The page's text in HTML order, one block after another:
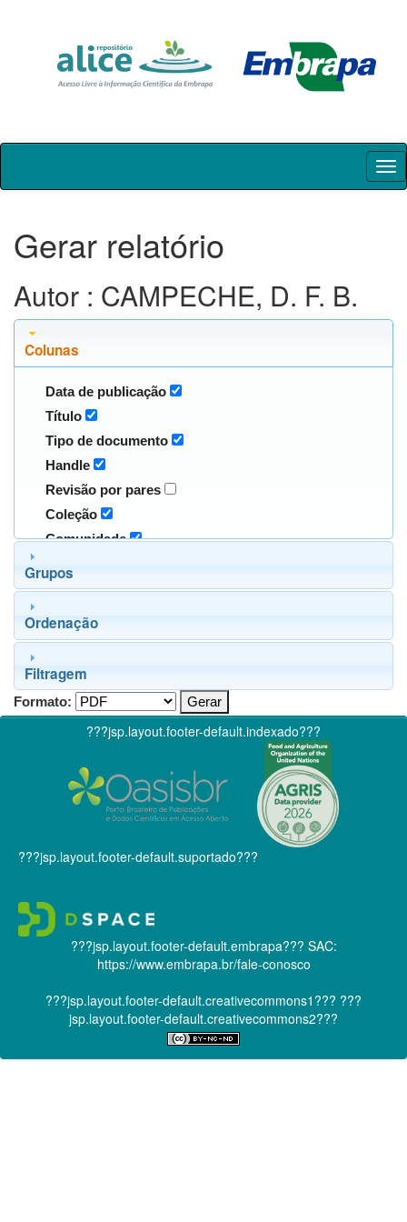
Skip
Gerar relatório
Autor : CAMPECHE, D. F. B.
Colunas
Data de publicação
Título
Tipo de documento
Handle
Revisão por pares
Coleção
Comunidade
Grupos
Ordenação
Filtragem
Formato:
???jsp.layout.footer-default.indexado???
???jsp.layout.footer-default.suportado???
???jsp.layout.footer-default.embrapa??? SAC:
https://www.embrapa.br/fale-conosco
???jsp.layout.footer-default.creativecommons1??? ???
jsp.layout.footer-default.creativecommons2???